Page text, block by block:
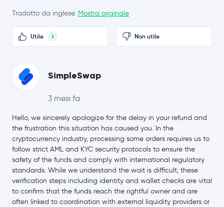
Qtum QTUM
Litecoin LTC
Terra LUNA
Tradotto da inglese. Mostra originale
Utile 1 Non utile
SimpleSwap
3 mesi fa
Hello, we sincerely apologize for the delay in your refund and
the frustration this situation has caused you. In the
cryptocurrency industry, processing some orders requires us to
follow strict AML and KYC security protocols to ensure the
safety of the funds and comply with international regulatory
standards. While we understand the wait is difficult, these
verification steps including identity and wallet checks are vital
to confirm that the funds reach the rightful owner and are
often linked to coordination with external liquidity providers or